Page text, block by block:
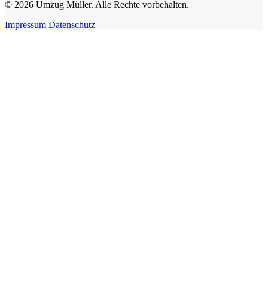
© 2026 Umzug Müller. Alle Rechte vorbehalten.
Impressum Datenschutz